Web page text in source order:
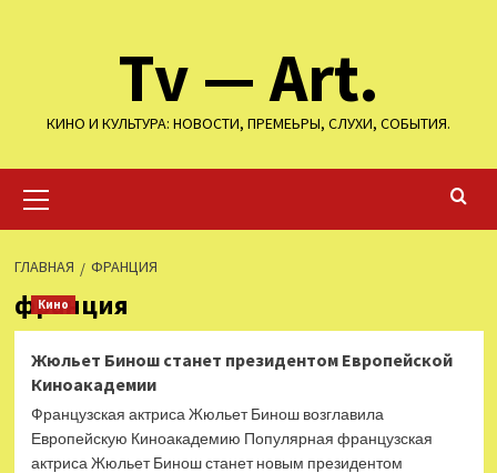
Tv — Art.
КИНО И КУЛЬТУРА: НОВОСТИ, ПРЕМЕЬРЫ, СЛУХИ, СОБЫТИЯ.
меню
ГЛАВНАЯ ФРАНЦИЯ
франция
Кино
Жюльет Бинош станет президентом Европейской
Киноакадемии
Французская актриса Жюльет Бинош возглавила
Европейскую Киноакадемию Популярная французская
актриса Жюльет Бинош станет новым президентом